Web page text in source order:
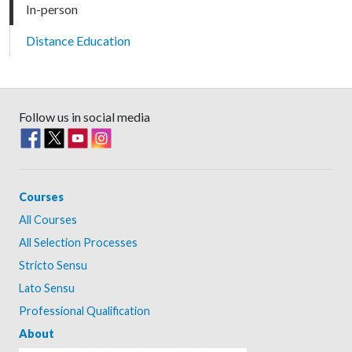
In-person
Distance Education
Follow us in social media
Courses
All Courses
All Selection Processes
Stricto Sensu
Lato Sensu
Professional Qualification
About